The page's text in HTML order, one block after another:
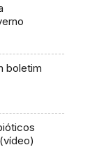
boletim